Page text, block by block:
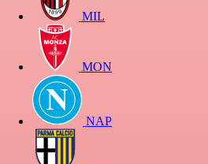
MIL
MON
NAP